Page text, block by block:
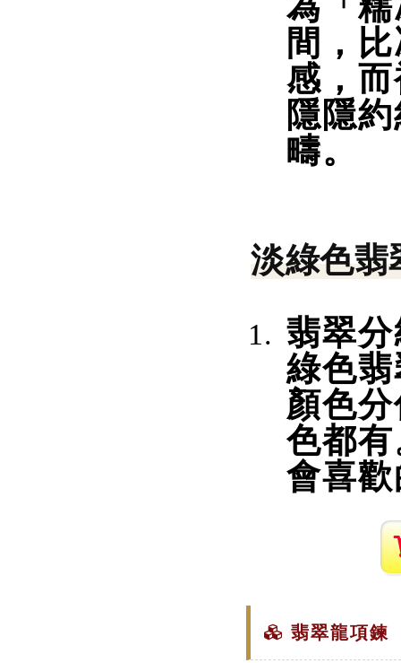
間，
感，
隱隱
疇。
淡綠色翡
翡翠
綠色
顏色
色都
會喜
翡翠龍項鍊